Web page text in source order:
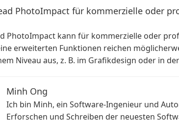
PhotoImpact für kommerzielle oder
PhotoImpact kann für kommerzielle oder
erweiterten Funktionen reichen
Niveau aus, z. B. im Grafikdesign oder in
Minh Ong
Ich bin Minh, ein Software-Ingenieur und
Erforschen und Schreiben der neuesten